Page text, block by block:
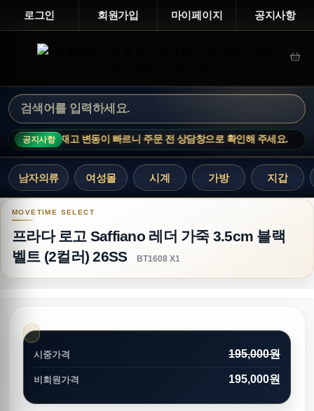
로그인 회원가입 마이페이지 공지사항
공지사항
재고 변동이 빠르니 주문 전 상담창으로 확인해 주세요.
남자의류 여성몰 시계 가방 지갑
프라다 로고 Saffiano 레더 가죽 3.5cm 블랙 벨트
프라다 로고 Saffiano 레더 가죽 3.5cm 블랙
벨트 (2컬러) 26SS
BT1608 X1
시중가격 195,000원
비회원가격 195,000원